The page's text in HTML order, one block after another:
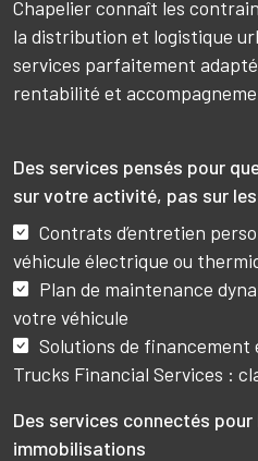
Chapelier connaît les
la distribution et logistique
services parfaitement
rentabilité et
Des services pensés pour
sur votre activité, pas sur
Contrats d’entretien
véhicule électrique ou
Plan de maintenance
votre véhicule
Solutions de financement
Trucks Financial Services :
Des services connectés
immobilisations